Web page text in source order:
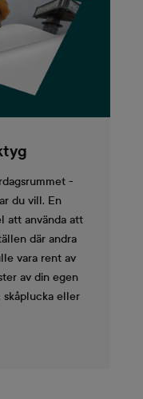
-
du vill. En
att använda att
där andra
vara rent av
av din egen
skåplucka eller